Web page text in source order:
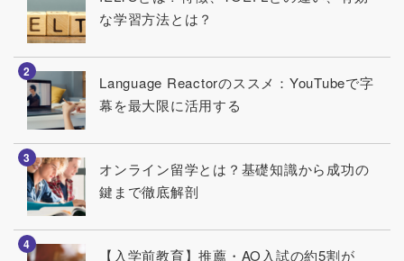
な学習方法とは？
photo
Language Reactorのススメ：YouTubeで字
幕を最大限に活用する
photo
オンライン留学とは？基礎知識から成功の
鍵まで徹底解剖
photo
【入学前教育】推薦・AO入試の約5割が